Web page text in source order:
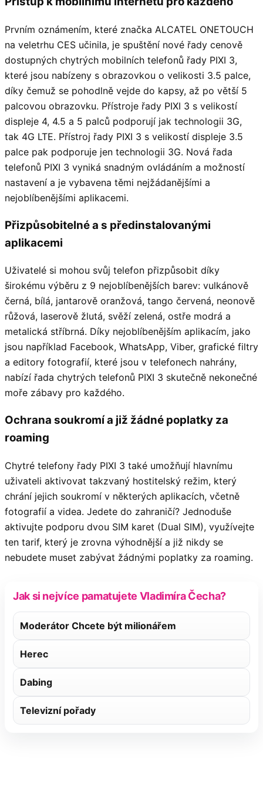
Prvním oznámením, které značka ALCATEL ONETOUCH
na veletrhu CES učinila, je spuštění nové řady cenově
dostupných chytrých mobilních telefonů řady PIXI 3,
které jsou nabízeny s obrazovkou o velikosti 3.5 palce,
díky čemuž se pohodlně vejde do kapsy, až po větší 5
palcovou obrazovku. Přístroje řady PIXI 3 s velikostí
displeje 4, 4.5 a 5 palců podporují jak technologii 3G,
tak 4G LTE. Přístroj řady PIXI 3 s velikostí displeje 3.5
palce pak podporuje jen technologii 3G. Nová řada
telefonů PIXI 3 vyniká snadným ovládáním a možností
nastavení a je vybavena těmi nejžádanějšími a
nejoblíbenějšími aplikacemi.
Přizpůsobitelné a s předinstalovanými
aplikacemi
Uživatelé si mohou svůj telefon přizpůsobit díky
širokému výběru z 9 nejoblíbenějších barev: vulkánově
černá, bílá, jantarově oranžová, tango červená, neonově
růžová, laserově žlutá, svěží zelená, ostře modrá a
metalická stříbrná. Díky nejoblíbenějším aplikacím, jako
jsou například Facebook, WhatsApp, Viber, grafické filtry
a editory fotografií, které jsou v telefonech nahrány,
nabízí řada chytrých telefonů PIXI 3 skutečně nekonečné
moře zábavy pro každého.
Ochrana soukromí a již žádné poplatky za
roaming
Chytré telefony řady PIXI 3 také umožňují hlavnímu
uživateli aktivovat takzvaný hostitelský režim, který
chrání jejich soukromí v některých aplikacích, včetně
fotografií a videa. Jedete do zahraničí? Jednoduše
aktivujte podporu dvou SIM karet (Dual SIM), využívejte
ten tarif, který je zrovna výhodnější a již nikdy se
nebudete muset zabývat žádnými poplatky za roaming.
Jak si nejvíce pamatujete Vladimíra Čecha?
Moderátor Chcete být milionářem
Herec
Dabing
Televizní pořady